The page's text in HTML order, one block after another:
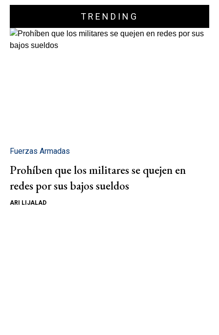
TRENDING
Fuerzas Armadas
Prohíben que los militares se quejen en
redes por sus bajos sueldos
ARI LIJALAD